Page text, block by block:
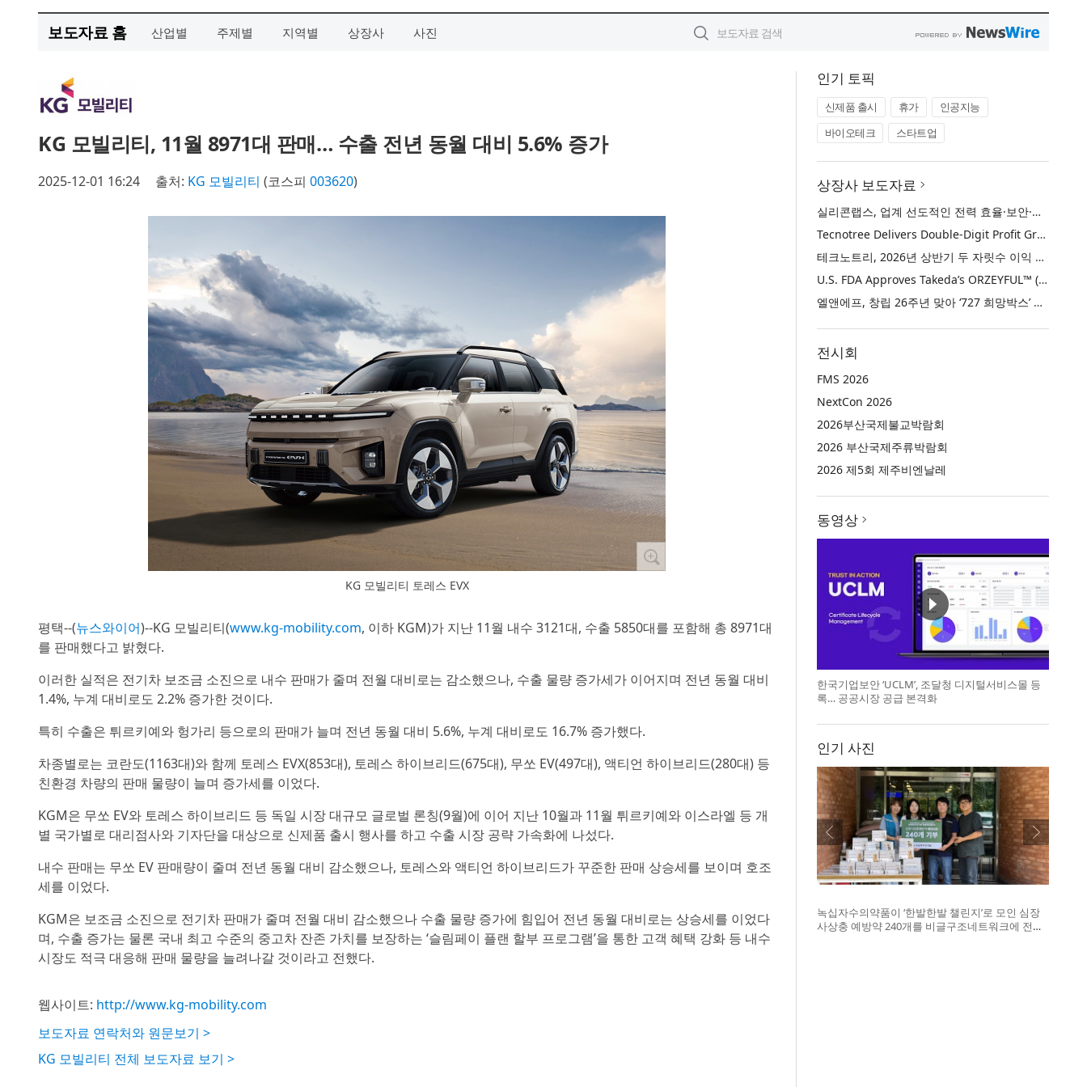
보도자료 홈 산업별 주제별 지역별 상장사 사진
KG 모빌리티, 11월 8971대 판매… 수출 전년 동월 대비 5.6% 증가
2025-12-01 16:24 출처: KG 모빌리티 (코스피 003620)
KG 모빌리티 토레스 EVX
평택--(뉴스와이어)--KG 모빌리티(www.kg-mobility.com, 이하 KGM)가 지난 11월 내수 3121대, 수출 5850대를 포함해 총 8971대
를 판매했다고 밝혔다.
이러한 실적은 전기차 보조금 소진으로 내수 판매가 줄며 전월 대비로는 감소했으나, 수출 물량 증가세가 이어지며 전년 동월 대비
1.4%, 누계 대비로도 2.2% 증가한 것이다.
특히 수출은 튀르키예와 헝가리 등으로의 판매가 늘며 전년 동월 대비 5.6%, 누계 대비로도 16.7% 증가했다.
차종별로는 코란도(1163대)와 함께 토레스 EVX(853대), 토레스 하이브리드(675대), 무쏘 EV(497대), 액티언 하이브리드(280대) 등
친환경 차량의 판매 물량이 늘며 증가세를 이었다.
KGM은 무쏘 EV와 토레스 하이브리드 등 독일 시장 대규모 글로벌 론칭(9월)에 이어 지난 10월과 11월 튀르키예와 이스라엘 등 개
별 국가별로 대리점사와 기자단을 대상으로 신제품 출시 행사를 하고 수출 시장 공략 가속화에 나섰다.
내수 판매는 무쏘 EV 판매량이 줄며 전년 동월 대비 감소했으나, 토레스와 액티언 하이브리드가 꾸준한 판매 상승세를 보이며 호조
세를 이었다.
KGM은 보조금 소진으로 전기차 판매가 줄며 전월 대비 감소했으나 수출 물량 증가에 힘입어 전년 동월 대비로는 상승세를 이었다
며, 수출 증가는 물론 국내 최고 수준의 중고차 잔존 가치를 보장하는 ‘슬림페이 플랜 할부 프로그램’을 통한 고객 혜택 강화 등 내수
시장도 적극 대응해 판매 물량을 늘려나갈 것이라고 전했다.
웹사이트: http://www.kg-mobility.com
보도자료 연락처와 원문보기 >
KG 모빌리티 전체 보도자료 보기 >
인기 토픽
신제품 출시 휴가
인공지능
바이오테크
스타트업
상장사 보도자료
실리콘랩스, 업계 선도적인 전력 효율·보안·통합성을 갖춘 초저전력 블루투스 LE SoC ‘BG2B’ 공개
Tecnotree Delivers Double-Digit Profit Growth and Accelerated Deployment Momentum in H1 2026
테크노트리, 2026년 상반기 두 자릿수 이익 성장 및 글로벌 구축 가속화
U.S. FDA Approves Takeda’s ORZEYFUL™ (oveporexton), the First and Only Medicine to Treat the Underlying Cause of Narcolepsy Type 1
엘앤에프, 창립 26주년 맞아 ‘727 희망박스’ 나눔 캠페인 진행… 임직원과 함께 대구 지역사회 상생 실천
전시회
FMS 2026
NextCon 2026
2026부산국제불교박람회
2026 부산국제주류박람회
2026 제5회 제주비엔날레
동영상
한국기업보안 ‘UCLM’, 조달청 디지털서비스몰 등
록… 공공시장 공급 본격화
인기 사진
녹십자수의약품이 ‘한발한발 챌린지’로 모인 심장
사상충 예방약 240개를 비글구조네트워크에 전달